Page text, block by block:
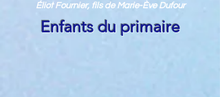
Éliot Fournier, fils de Marie-Ève Dufour
Enfants du primaire